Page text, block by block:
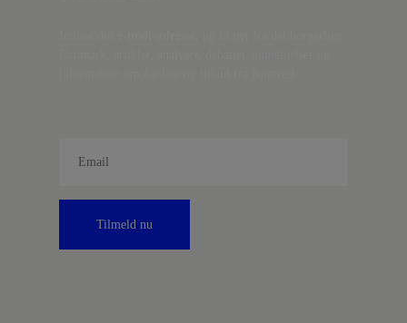
Tilmeld nu